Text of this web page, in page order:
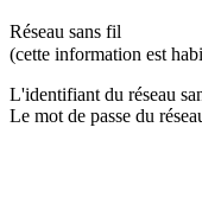
Réseau sans fil
(cette information est
L'identifiant du réseau
Le mot de passe du